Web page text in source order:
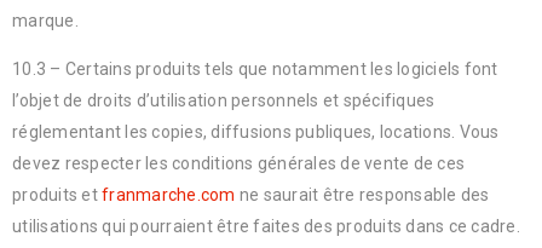
marque.
10.3 – Certains produits tels que notamment les logiciels font
l’objet de droits d’utilisation personnels et spécifiques
réglementant les copies, diffusions publiques, locations. Vous
devez respecter les conditions générales de vente de ces
produits etfranmarche.com ne saurait être responsable des
utilisations qui pourraient être faites des produits dans ce cadre.